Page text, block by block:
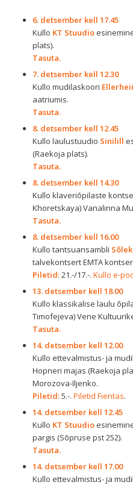
6. detsember kell 17.45
Kullo KT Stuudio
plats).
Tasuta.
7. detsember kell 12.30
Kullo mudilaskoori
aatriumis.
Tasuta.
8. detsember kell 12.45
Kullo laulustuudio Sinilill
(Raekoja plats).
Tasuta.
8. detsember kell 14.30
Kullo klaveriõpilaste
Khoretskaya) Vanalinna
Tasuta.
8. detsember kell 16.00
Kullo tantsuansambli
talvekontsert EMTA
Piletid:21.-/17.-. Kullo e-
13. detsember kell 18.00
Kullo klassikalise laulu
Timofejeva) Vene
Tasuta.
14. detsember kell 12.00
Kullo ettevalmistus- ja
Hopneri majas (Raekoja
Morozova-Iljenko.
Piletid:5.-. Piletid Fientas.
14. detsember kell 12.45
Kullo KT Stuudio
pargis (Sõpruse pst 252).
Tasuta.
14. detsember kell 17.00
Kullo ettevalmistus- ja